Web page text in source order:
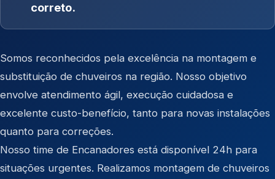
correto.
Somos reconhecidos pela excelência na montagem e
substituição de chuveiros na região. Nosso objetivo
envolve atendimento ágil, execução cuidadosa e
excelente custo-benefício, tanto para novas instalações
quanto para correções.
Nosso time de Encanadores está disponível 24h para
situações urgentes. Realizamos montagem de chuveiros